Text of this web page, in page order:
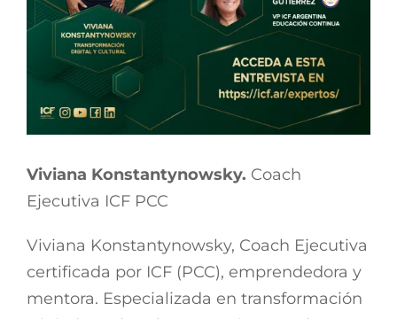
Viviana Konstantynowsky. Coach
Ejecutiva ICF PCC
Viviana Konstantynowsky, Coach Ejecutiva
certificada por ICF (PCC), emprendedora y
mentora. Especializada en transformación